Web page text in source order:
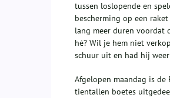
tussen loslopende en
bescherming op een raket
lang meer duren voordat
hė? Wil je hem niet
schuur uit en had hij
Afgelopen maandag is
tientallen boetes